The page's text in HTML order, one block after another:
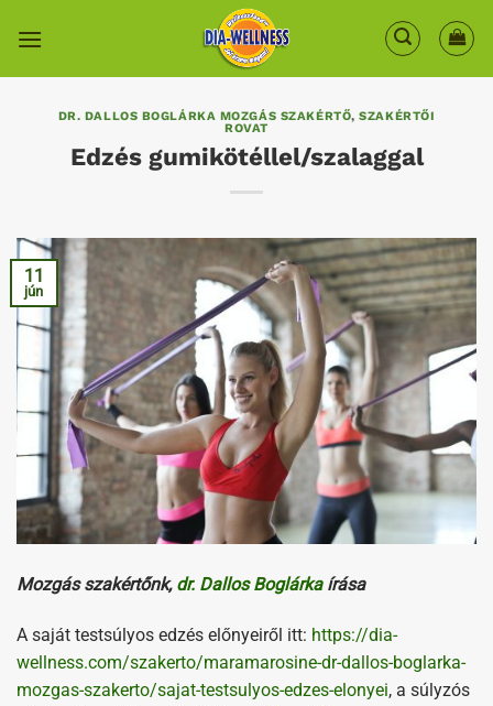
DR. DALLOS BOGLÁRKA MOZGÁS SZAKÉRTŐ,SZAKÉRTŐI
ROVAT
Edzés gumikötéllel/szalaggal
11
jún
Mozgás szakértőnk, dr. Dallos Boglárkaírása
A saját testsúlyos edzés előnyeiről itt: https://dia-
wellness.com/szakerto/maramarosine-dr-dallos-boglarka-
mozgas-szakerto/sajat-testsulyos-edzes-elonyei, a súlyzós